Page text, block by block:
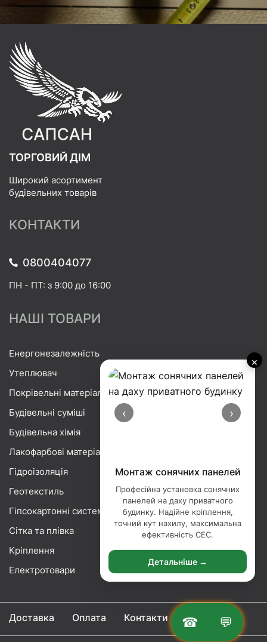
☎ 💬
×
‹ ›
Монтаж сонячних панелей
Професійна установка сонячних
панелей на даху приватного
будинку. Надійне кріплення,
точний кут нахилу, максимальна
ефективність СЕС.
Детальніше →
ТОРГОВИЙ ДІМ
Широкий асортимент
будівельних товарів
КОНТАКТИ
0800404077
ПН - ПТ: з 9:00 до 16:00
НАШІ ТОВАРИ
Енергонезалежність
Утеплювач
Покрівельні матеріали
Будівельні суміші
Будівельна хімія
Лакофарбові матеріали
Гідроізоляція
Геотекстиль
Гіпсокартонні системи
Сітка та плівка
Кріплення
Електротовари
Доставка Оплата Контакти